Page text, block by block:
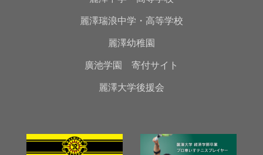
麗澤瑞浪中学・高等学校
麗澤幼稚園
廣池学園 寄付サイト
麗澤大学後援会